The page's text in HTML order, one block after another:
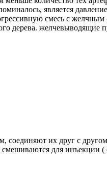
является
смесь с
дерева.
соединяют их друг с
смешиваются для инъекции (